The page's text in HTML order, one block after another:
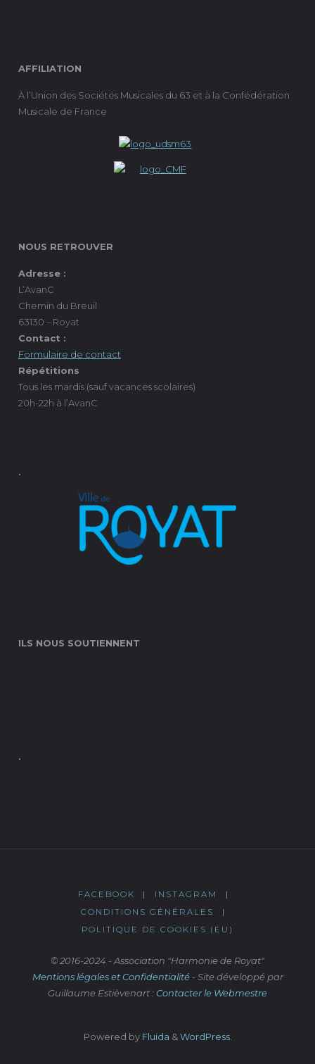
AFFILIATION
À l’Union des Sociétés Musicales du 63 et à la Confédération
Musicale de France
NOUS RETROUVER
Adresse :
L’AvanC
Chemin du Breuil
63130 – Royat
Contact :
Formulaire de contact
Répétitions
Tous les mardis (sauf vacances scolaires)
20h-22h à l’AvanC
.
ILS NOUS SOUTIENNENT
.
FACEBOOK | INSTAGRAM
|
CONDITIONS GÉNÉRALES
|
POLITIQUE DE COOKIES (EU)
© 2016-2024 - Association "Harmonie de Royat"
Mentions légales et Confidentialité- Site développé par
Guillaume Estièvenart :Contacter le Webmestre
Powered byFluida &WordPress.